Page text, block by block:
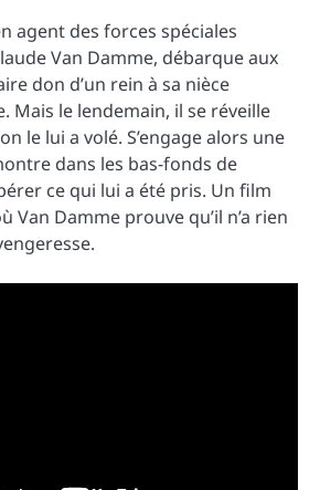
agent des forces spéciales
Van Damme, débarque aux
don d’un rein à sa nièce
Mais le lendemain, il se réveille
le lui a volé. S’engage alors une
dans les bas-fonds de
ce qui lui a été pris. Un film
Van Damme prouve qu’il n’a rien